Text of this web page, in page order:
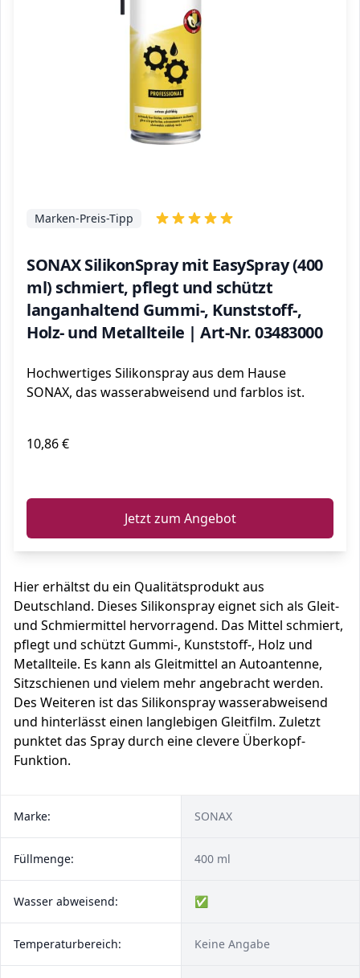
SONAX SilikonSpray mit EasySpray (400
ml) schmiert, pflegt und schützt
langanhaltend Gummi-, Kunststoff-,
Holz- und Metallteile | Art-Nr. 03483000
Marken-Preis-Tipp
Hochwertiges Silikonspray aus dem Hause
SONAX, das wasserabweisend und farblos ist.
10,86 €
Jetzt zum Angebot
Hier erhältst du ein Qualitätsprodukt aus
Deutschland. Dieses Silikonspray eignet sich als Gleit-
und Schmiermittel hervorragend. Das Mittel schmiert,
pflegt und schützt Gummi-, Kunststoff-, Holz und
Metallteile. Es kann als Gleitmittel an Autoantenne,
Sitzschienen und vielem mehr angebracht werden.
Des Weiteren ist das Silikonspray wasserabweisend
und hinterlässt einen langlebigen Gleitfilm. Zuletzt
punktet das Spray durch eine clevere Überkopf-
Funktion.
Marke: SONAX
Füllmenge: 400 ml
Wasser abweisend: ✅
Temperaturbereich: Keine Angabe